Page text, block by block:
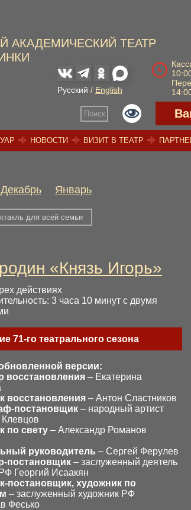
АКАДЕМИЧЕСКИЙ ТЕАТР
Русский / English
Поиск
НОВОСТИ ВИЗИТ В ТЕАТР
Декабрь Январь
для всей семьи
«Князь Игорь»
действиях
3 часа 10 минут с двумя
71-го театрального сезона
версии:
восстановления – Екатерина
восстановления – Антон Сластников
постановщик – народный артист
по свету – Александр Романов
руководитель – Сергей Ферулев
постановщик – заслуженный деятель
Георгий Исаакян
постановщик, художник по
– заслуженный художник РФ
Фесько